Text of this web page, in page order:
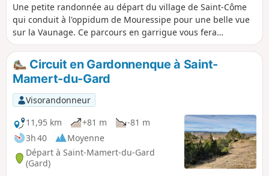
Une petite randonnée au départ du village de Saint-Côme
qui conduit à l'oppidum de Mouressipe pour une belle vue
sur la Vaunage. Ce parcours en garrigue vous fera
également découvrir quelques capitelles et un beau sentier
sinueux le long d'un petit vallon.
Circuit en Gardonnenque à Saint-
Mamert-du-Gard
Visorandonneur
11,95 km
+81 m
-81 m
3h 40
Moyenne
Départ à Saint-Mamert-du-Gard
(Gard)